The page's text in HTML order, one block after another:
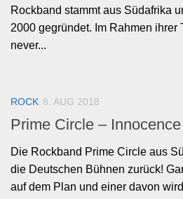
Rockband stammt aus Südafrika
2000 gegründet. Im Rahmen ihrer
never...
ROCK 8. AUG 2018
Prime Circle –
Die Rockband Prime Circle aus
die Deutschen Bühnen zurück!
auf dem Plan und einer davon